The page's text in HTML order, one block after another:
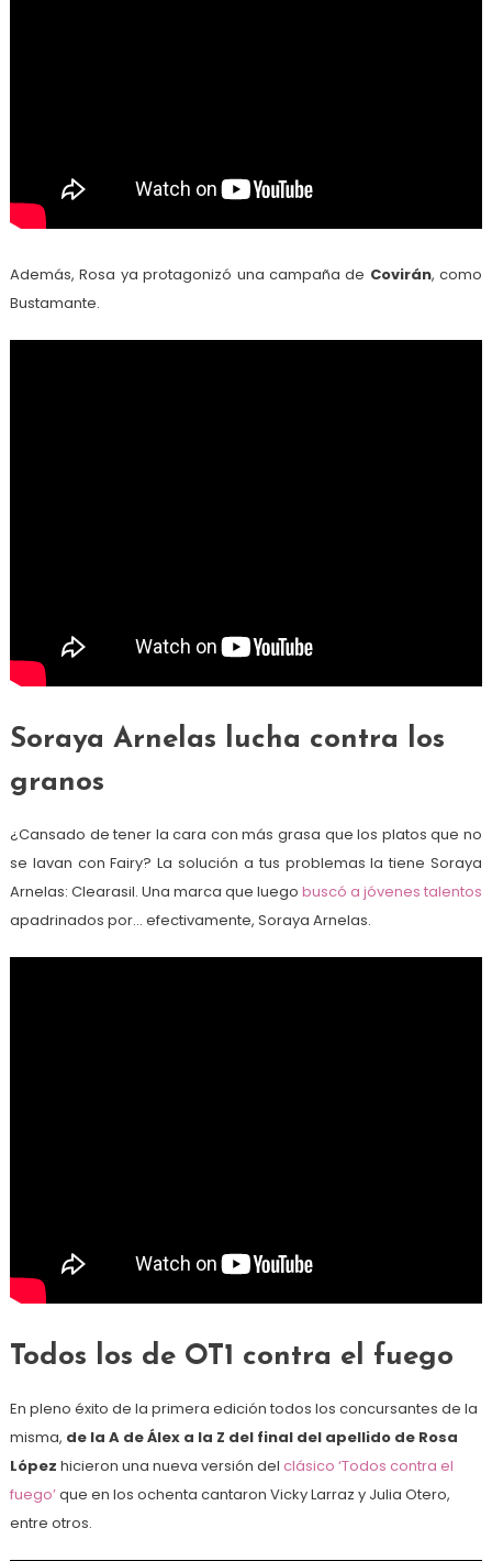
Además, Rosa ya protagonizó una campaña de Covirán, como
Bustamante.
Soraya Arnelas lucha contra los
granos
¿Cansado de tener la cara con más grasa que los platos que no
se lavan con Fairy? La solución a tus problemas la tiene Soraya
Arnelas: Clearasil. Una marca que luegobuscó a jóvenes talentos
apadrinados por… efectivamente, Soraya Arnelas.
Todos los de OT1 contra el fuego
En pleno éxito de la primera edición todos los concursantes de la
misma, de la A de Álex a la Z del final del apellido de Rosa
López hicieron una nueva versión del clásico ‘Todos contra el
fuego’que en los ochenta cantaron Vicky Larraz y Julia Otero,
entre otros.